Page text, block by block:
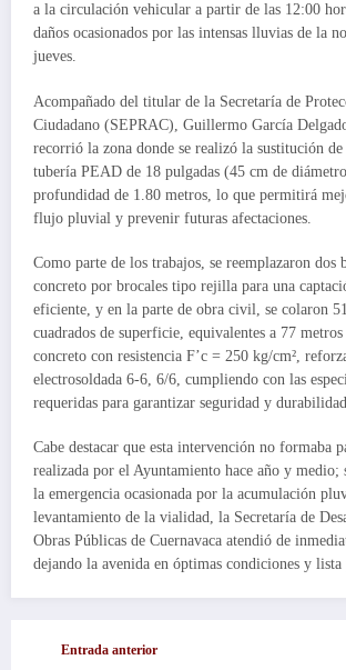
a la circulación vehicular a partir de las 12:00
daños ocasionados por las intensas lluvias de la
jueves.
Acompañado del titular de la Secretaría de
Ciudadano (SEPRAC), Guillermo García
recorrió la zona donde se realizó la sustitución
tubería PEAD de 18 pulgadas (45 cm de
profundidad de 1.80 metros, lo que permitirá
flujo pluvial y prevenir futuras afectaciones.
Como parte de los trabajos, se reemplazaron dos
concreto por brocales tipo rejilla para una
eficiente, y en la parte de obra civil, se colaron
cuadrados de superficie, equivalentes a 77
concreto con resistencia F’c = 250 kg/cm²,
electrosoldada 6-6, 6/6, cumpliendo con las
requeridas para garantizar seguridad y durabilidad.
Cabe destacar que esta intervención no formaba
realizada por el Ayuntamiento hace año y medio;
la emergencia ocasionada por la acumulación
levantamiento de la vialidad, la Secretaría de
Obras Públicas de Cuernavaca atendió de
dejando la avenida en óptimas condiciones y lista
Entrada anterior